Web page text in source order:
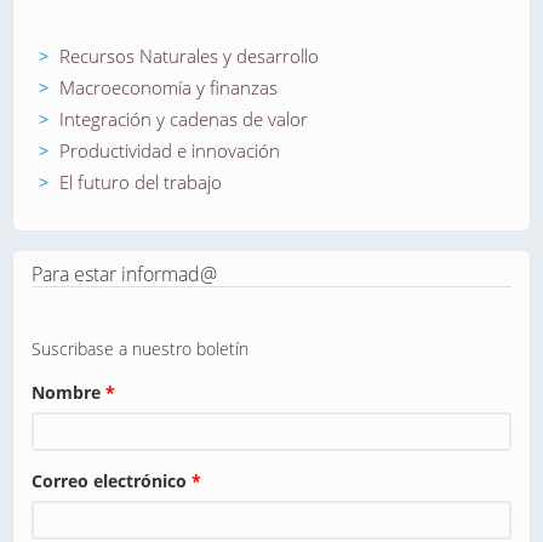
Recursos Naturales y desarrollo
Macroeconomía y finanzas
Integración y cadenas de valor
Productividad e innovación
El futuro del trabajo
Para estar informad@
Suscribase a nuestro boletín
Nombre *
Correo electrónico *